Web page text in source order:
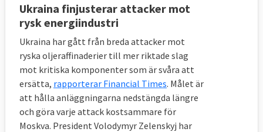
Ukraina finjusterar attacker mot
rysk energiindustri
Ukraina har gått från breda attacker mot
ryska oljeraffinaderier till mer riktade slag
mot kritiska komponenter som är svåra att
ersätta, rapporterar Financial Times. Målet är
att hålla anläggningarna nedstängda längre
och göra varje attack kostsammare för
Moskva. President Volodymyr Zelenskyj har